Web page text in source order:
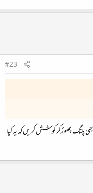
#23
پلنگ چھوڑکر کوشش کریں کہ یہ کیا